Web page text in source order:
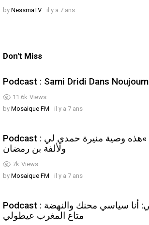
by NessmaTV il y a 7 ans
Don't Miss
11.6k Views
Podcast : Sami Dridi Dans Noujoum
by Mosaique FM il y a 7 ans
7k Views
Podcast : إيمان الشريف : »هذه وصية منيرة حمدي لي
ولألفة بن رمضان
by Mosaique FM il y a 7 ans
Podcast : فوزي البنزرتي: أنا سياسي محنك والنهضة
متاع المغرب عيطولي